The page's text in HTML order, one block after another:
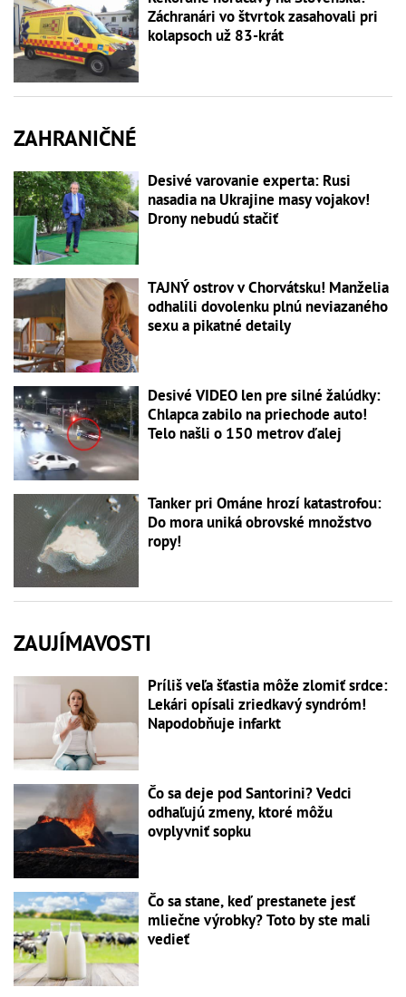
Záchranári vo štvrtok zasahovali pri
kolapsoch už 83-krát
ZAHRANIČNÉ
Desivé varovanie experta: Rusi
nasadia na Ukrajine masy vojakov!
Drony nebudú stačiť
TAJNÝ ostrov v Chorvátsku! Manželia
odhalili dovolenku plnú neviazaného
sexu a pikatné detaily
Desivé VIDEO len pre silné žalúdky:
Chlapca zabilo na priechode auto!
Telo našli o 150 metrov ďalej
Tanker pri Ománe hrozí katastrofou:
Do mora uniká obrovské množstvo
ropy!
ZAUJÍMAVOSTI
Príliš veľa šťastia môže zlomiť srdce:
Lekári opísali zriedkavý syndróm!
Napodobňuje infarkt
Čo sa deje pod Santorini? Vedci
odhaľujú zmeny, ktoré môžu
ovplyvniť sopku
Čo sa stane, keď prestanete jesť
mliečne výrobky? Toto by ste mali
vedieť